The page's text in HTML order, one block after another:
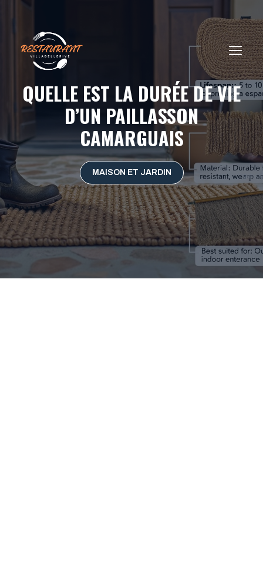
contenu
QUELLE EST LA DURÉE DE VIE
D’UN PAILLASSON
CAMARGUAIS
MAISON ET JARDIN